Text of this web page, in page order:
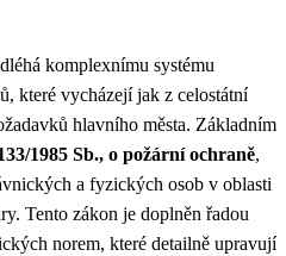
komplexnímu systému
které vycházejí jak z celostátní
hlavního města. Základním
1985 Sb., o požární ochraně,
a fyzických osob v oblasti
Tento zákon je doplněn řadou
norem, které detailně upravují